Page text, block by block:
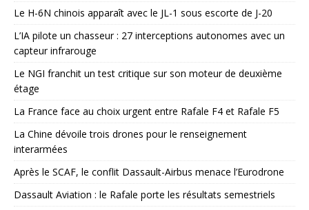
Le H-6N chinois apparaît avec le JL-1 sous escorte de J-20
L’IA pilote un chasseur : 27 interceptions autonomes avec un
capteur infrarouge
Le NGI franchit un test critique sur son moteur de deuxième
étage
La France face au choix urgent entre Rafale F4 et Rafale F5
La Chine dévoile trois drones pour le renseignement
interarmées
Après le SCAF, le conflit Dassault-Airbus menace l’Eurodrone
Dassault Aviation : le Rafale porte les résultats semestriels